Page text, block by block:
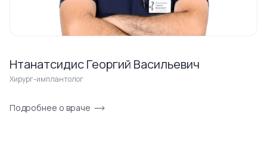
Нтанатсидис Георгий Васильевич
Хирург-имплантолог
Подробнее о враче